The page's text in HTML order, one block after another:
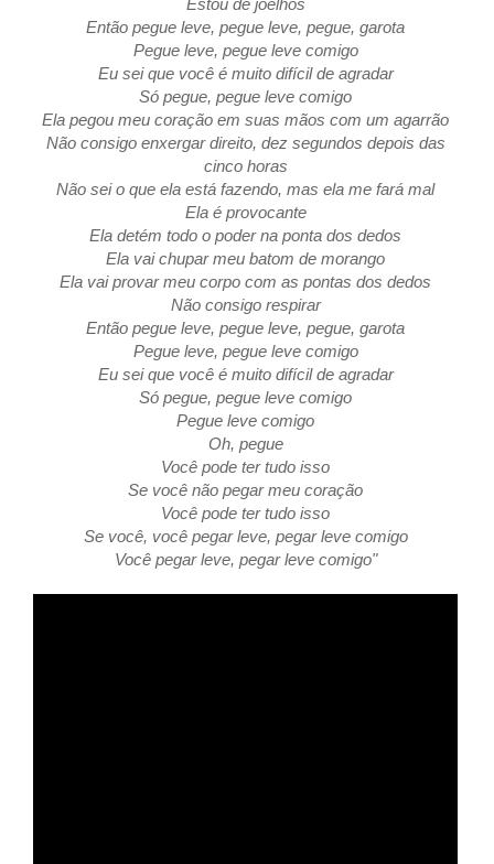
Então pegue leve, pegue leve, pegue, garota
Pegue leve, pegue leve comigo
Eu sei que você é muito difícil de agradar
Só pegue, pegue leve comigo
Ela pegou meu coração em suas mãos com um agarrão
Não consigo enxergar direito, dez segundos depois das
cinco horas
Não sei o que ela está fazendo, mas ela me fará mal
Ela é provocante
Ela detém todo o poder na ponta dos dedos
Ela vai chupar meu batom de morango
Ela vai provar meu corpo com as pontas dos dedos
Não consigo respirar
Então pegue leve, pegue leve, pegue, garota
Pegue leve, pegue leve comigo
Eu sei que você é muito difícil de agradar
Só pegue, pegue leve comigo
Pegue leve comigo
Oh, pegue
Você pode ter tudo isso
Se você não pegar meu coração
Você pode ter tudo isso
Se você, você pegar leve, pegar leve comigo
Você pegar leve, pegar leve comigo"